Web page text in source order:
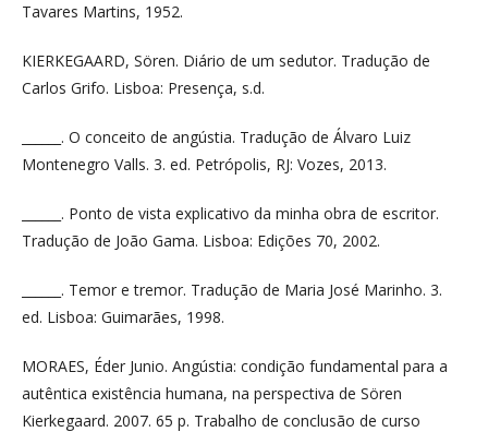
Tavares Martins, 1952.
KIERKEGAARD, Sören. Diário de um sedutor. Tradução de
Carlos Grifo. Lisboa: Presença, s.d.
______. O conceito de angústia. Tradução de Álvaro Luiz
Montenegro Valls. 3. ed. Petrópolis, RJ: Vozes, 2013.
______. Ponto de vista explicativo da minha obra de escritor.
Tradução de João Gama. Lisboa: Edições 70, 2002.
______. Temor e tremor. Tradução de Maria José Marinho. 3.
ed. Lisboa: Guimarães, 1998.
MORAES, Éder Junio. Angústia: condição fundamental para a
autêntica existência humana, na perspectiva de Sören
Kierkegaard. 2007. 65 p. Trabalho de conclusão de curso